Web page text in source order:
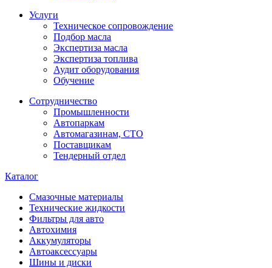
Услуги
Техническое сопровождение
Подбор масла
Экспертиза масла
Экспертиза топлива
Аудит оборудования
Обучение
Сотрудничество
Промышленности
Автопаркам
Автомагазинам, СТО
Поставщикам
Тендерный отдел
Каталог
Смазочные материалы
Технические жидкости
Фильтры для авто
Автохимия
Аккумуляторы
Автоаксессуары
Шины и диски